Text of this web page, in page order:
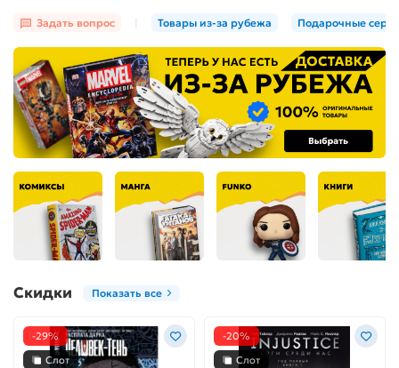
Задать вопрос Товары из-за рубежа Подарочные
Скидки Показать все
-29%
Слот
-20%
Слот